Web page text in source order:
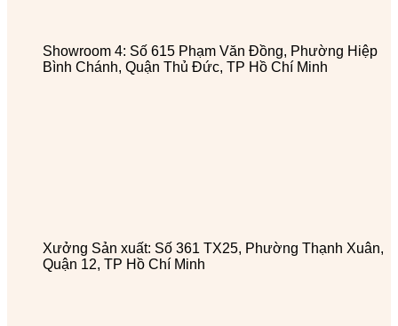
Showroom 4: Số 615 Phạm Văn Đồng, Phường Hiệp
Bình Chánh, Quận Thủ Đức, TP Hồ Chí Minh
Xưởng Sản xuất: Số 361 TX25, Phường Thạnh Xuân,
Quận 12, TP Hồ Chí Minh